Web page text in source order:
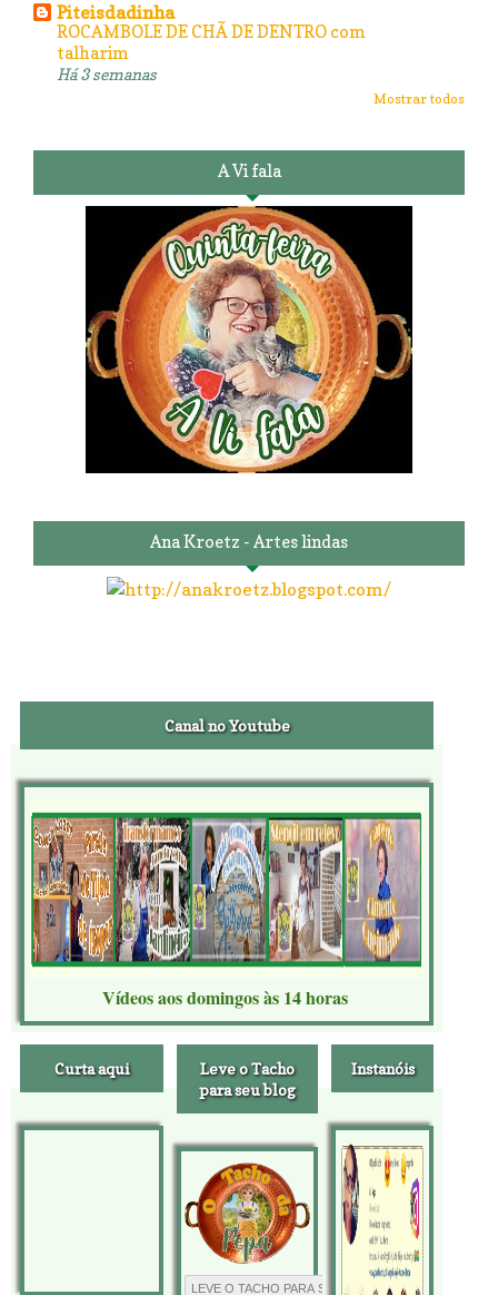
Piteisdadinha
ROCAMBOLE DE CHÃ DE DENTRO com
talharim
Há 3 semanas
Mostrar todos
A Vi fala
Ana Kroetz - Artes lindas
Canal no Youtube
Vídeos aos domingos às 14 horas
Curta aqui
Leve o Tacho
para seu blog
Instanóis